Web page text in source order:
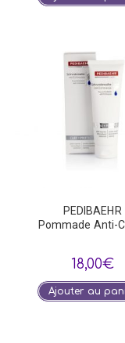
PEDIBAEHR
Pommade Anti-
18,00€
Ajouter au